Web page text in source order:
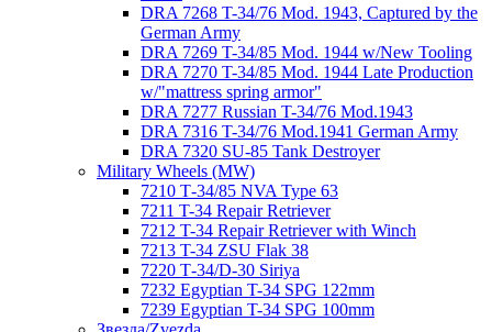
DRA 7268 T-34/76 Mod. 1943, Captured by the
German Army
DRA 7269 T-34/85 Mod. 1944 w/New Tooling
DRA 7270 T-34/85 Mod. 1944 Late Production
w/"mattress spring armor"
DRA 7277 Russian T-34/76 Mod.1943
DRA 7316 T-34/76 Mod.1941 German Army
DRA 7320 SU-85 Tank Destroyer
Military Wheels (MW)
7210 Т-34/85 NVA Type 63
7211 T-34 Repair Retriever
7212 T-34 Repair Retriever with Winch
7213 T-34 ZSU Flak 38
7220 Т-34/D-30 Siriya
7232 Egyptian T-34 SPG 122mm
7239 Egyptian T-34 SPG 100mm